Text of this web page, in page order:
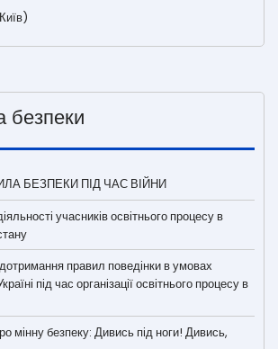
безпеки
БЕЗПЕКИ ПІД ЧАС ВІЙНИ
учасників освітнього процесу в
правил поведінки в умовах
під час організації освітнього процесу в
мінну безпеку: Дивись під ноги! Дивись,